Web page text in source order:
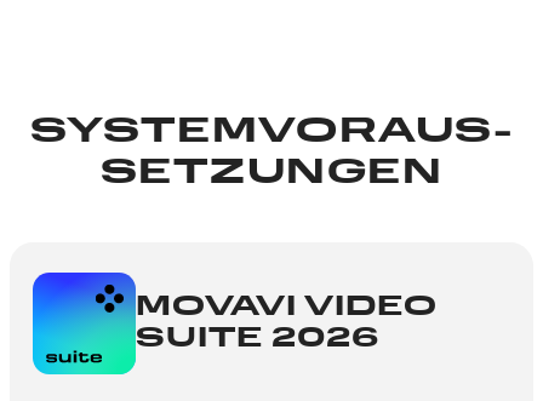
SYSTEMVORAUS­
SETZUNGEN
MOVAVI VIDEO
SUITE 2026